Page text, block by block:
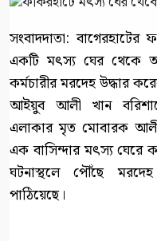
সংবাদদাতা:
একটি মৎস্য ঘের
কর্মচারীর মরদেহ উদ্ধার
আইয়ুব আলী খান
এলাকার মৃত মোবারক আলী
এক বাসিন্দার মৎস্য ঘেরে
ঘটনাস্থলে পৌঁছে
পাঠিয়েছে।